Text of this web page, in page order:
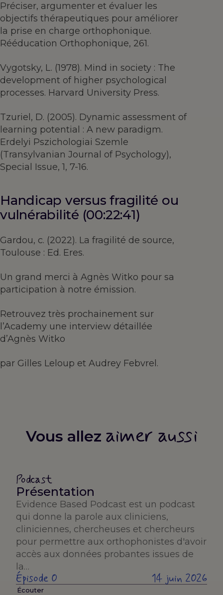
Préciser, argumenter et évaluer les
objectifs thérapeutiques pour améliorer
la prise en charge orthophonique.
Rééducation Orthophonique, 261.
Vygotsky, L. (1978). Mind in society : The
development of higher psychological
processes. Harvard University Press.
Tzuriel, D. (2005). Dynamic assessment of
learning potential : A new paradigm.
Erdelyi Pszichologiai Szemle
(Transylvanian Journal of Psychology),
Special Issue, 1, 7-16.
Handicap versus fragilité ou
vulnérabilité (00:22:41)
Gardou, c. (2022). La fragilité de source,
Toulouse : Ed. Eres.
Un grand merci à Agnès Witko pour sa
participation à notre émission.
Retrouvez très prochainement sur
l’Academy une interview détaillée
d’Agnès Witko
par Gilles Leloup et Audrey Febvrel.
Vous allez aimer aussi
Podcast
Présentation
Evidence Based Podcast est un podcast
qui donne la parole aux cliniciens,
cliniciennes, chercheuses et chercheurs
pour permettre aux orthophonistes d'avoir
accès aux données probantes issues de
la…
Épisode 0 14 juin 2026
Écouter